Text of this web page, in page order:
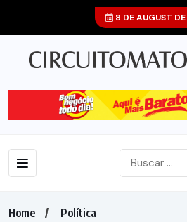
8 DE AUGUST
Home
Política